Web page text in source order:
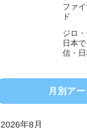
ファ
ド
ジロ
日本
信・
月別ア
2026年8月